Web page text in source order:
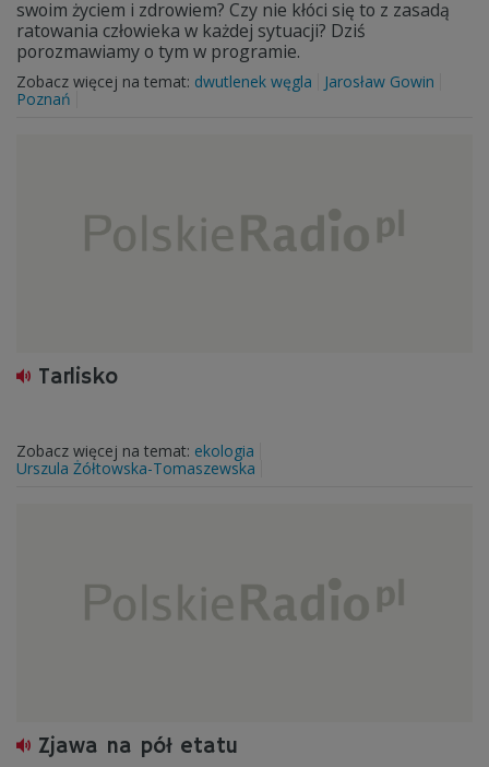
swoim życiem i zdrowiem? Czy nie kłóci się to z zasadą
ratowania człowieka w każdej sytuacji? Dziś
porozmawiamy o tym w programie.
Zobacz więcej na temat: dwutlenek węgla
Jarosław Gowin
Poznań
Tarlisko
Zobacz więcej na temat: ekologia
Urszula Żółtowska-Tomaszewska
Zjawa na pół etatu